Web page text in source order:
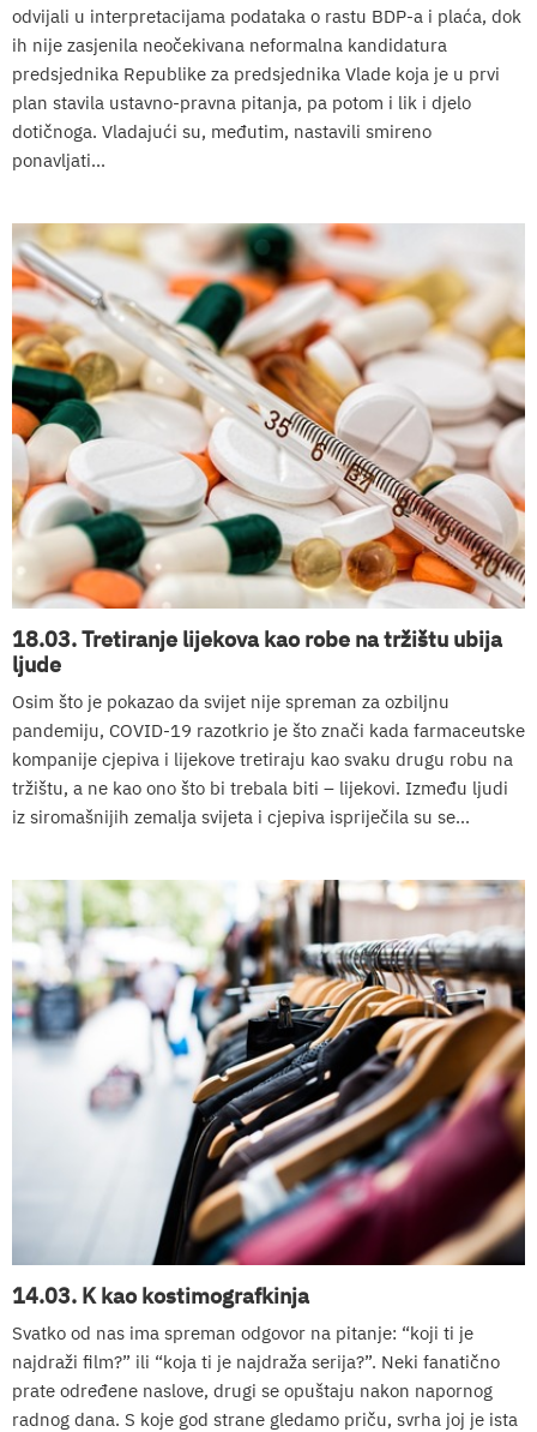
odvijali u interpretacijama podataka o rastu BDP-a i plaća, dok
ih nije zasjenila neočekivana neformalna kandidatura
predsjednika Republike za predsjednika Vlade koja je u prvi
plan stavila ustavno-pravna pitanja, pa potom i lik i djelo
dotičnoga. Vladajući su, međutim, nastavili smireno
ponavljati...
18.03. Tretiranje lijekova kao robe na tržištu ubija
ljude
Osim što je pokazao da svijet nije spreman za ozbiljnu
pandemiju, COVID-19 razotkrio je što znači kada farmaceutske
kompanije cjepiva i lijekove tretiraju kao svaku drugu robu na
tržištu, a ne kao ono što bi trebala biti – lijekovi. Između ljudi
iz siromašnijih zemalja svijeta i cjepiva ispriječila su se...
14.03. K kao kostimografkinja
Svatko od nas ima spreman odgovor na pitanje: “koji ti je
najdraži film?” ili “koja ti je najdraža serija?”. Neki fanatično
prate određene naslove, drugi se opuštaju nakon napornog
radnog dana. S koje god strane gledamo priču, svrha joj je ista